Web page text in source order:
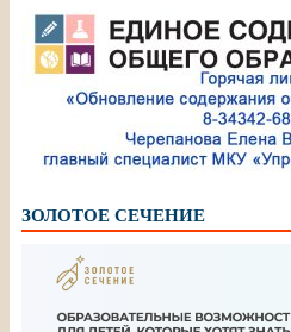
ЗОЛОТОЕ СЕЧЕНИЕ